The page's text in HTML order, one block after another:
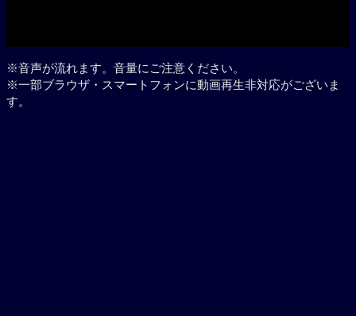
※音声が流れます。音量にご注意ください。
※一部ブラウザ・スマートフォンに動画再生非対応がございま
す。